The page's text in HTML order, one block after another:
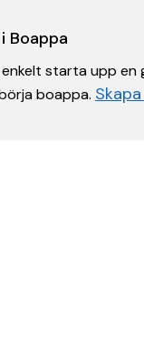
Boappa
starta upp
boappa.